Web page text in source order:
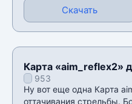
Скачать
Карта «aim_reflex2»
953
Ну вот еще одна Карта
оттачивания стрельбы.